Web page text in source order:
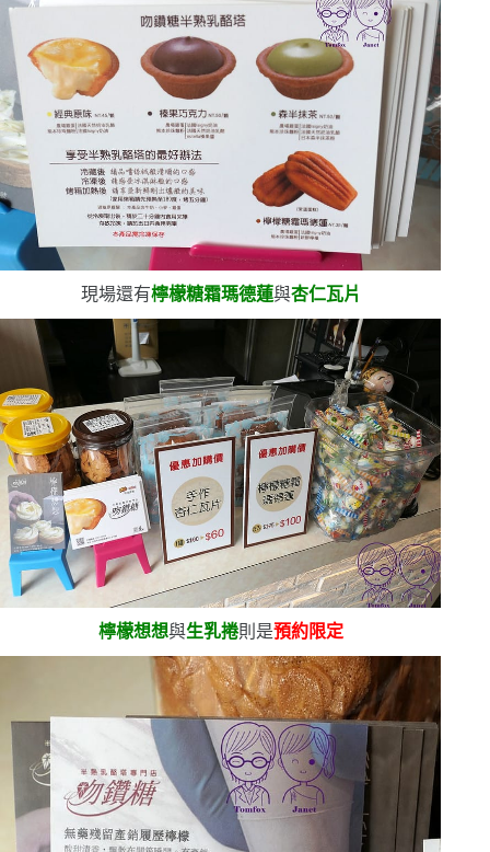
現場還有檸檬糖霜瑪德蓮與杏仁瓦片
檸檬想想與生乳捲則是預約限定